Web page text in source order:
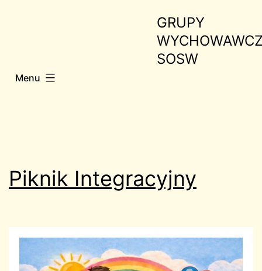
GRUPY
SOSW
Menu
Piknik Integracyjny